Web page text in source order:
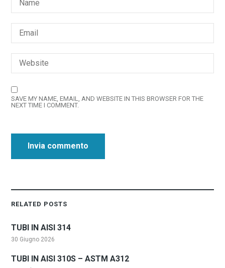
SAVE MY NAME, EMAIL, AND WEBSITE IN THIS BROWSER FOR THE
NEXT TIME I COMMENT.
RELATED POSTS
TUBI IN AISI 314
30 Giugno 2026
TUBI IN AISI 310S – ASTM A312